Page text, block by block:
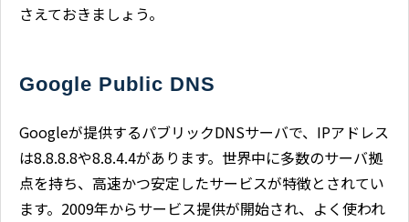
さえておきましょう。
Google Public DNS
Googleが提供するパブリックDNSサーバで、IPアドレス
は8.8.8.8や8.8.4.4があります。世界中に多数のサーバ拠
点を持ち、高速かつ安定したサービスが特徴とされてい
ます。2009年からサービス提供が開始され、よく使われ